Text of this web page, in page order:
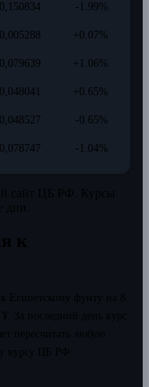
-1.99%
+0.07%
+1.06%
+0.65%
-0.65%
-1.04%